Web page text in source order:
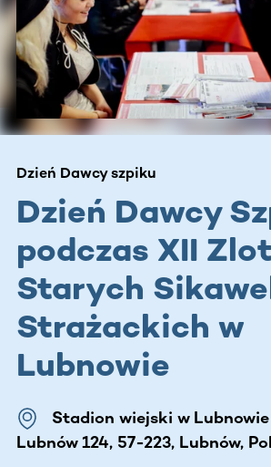
Dzień Dawcy szpiku
Dzień Dawcy
podczas XII
Starych
Strażackich w
Lubnowie
Stadion wiejski w
Lubnów 124, 57-223, Lubnów,